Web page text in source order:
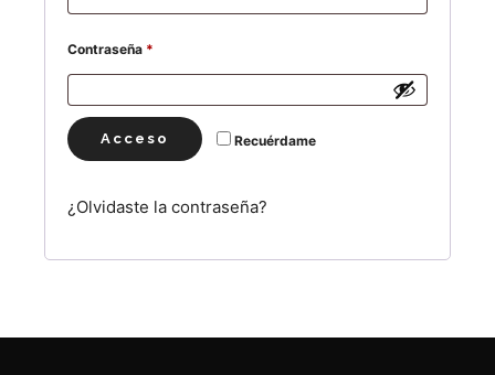
Contraseña *
Recuérdame
Acceso
¿Olvidaste la contraseña?